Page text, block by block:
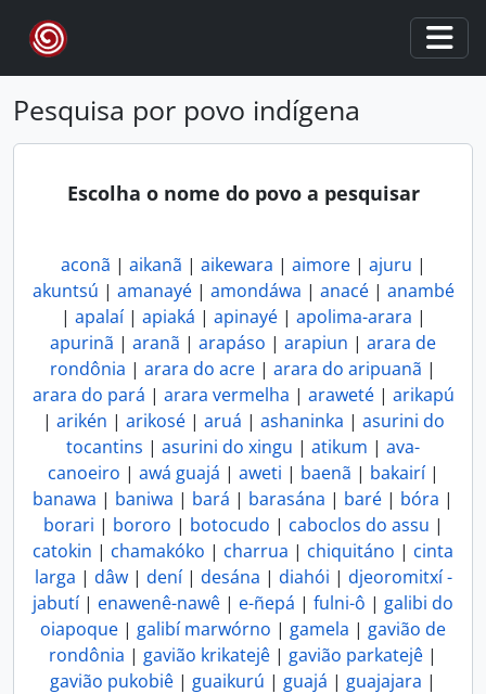
Skip to main content
Pesquisa por povo indígena
Escolha o nome do povo a pesquisar
aconã | aikanã | aikewara | aimore| ajuru |
akuntsú | amanayé| amondáwa | anacé| anambé
| apalaí| apiaká | apinayé| apolima-arara |
apurinã | aranã | arapáso | arapiun | arara de
rondônia | arara do acre | arara do aripuanã |
arara do pará | arara vermelha | araweté| arikapú
| arikén | arikosé| aruá | ashaninka | asurini do
tocantins | asurini do xingu | atikum | ava-
canoeiro | awá guajá | aweti | baenã | bakairí|
banawa | baniwa | bará | barasána | baré | bóra |
borari | bororo | botocudo | caboclos do assu |
catokin | chamakóko | charrua | chiquitáno | cinta
larga | dâw| dení| desána | diahói | djeoromitxí -
jabutí| enawenê-nawê | e-ñepá | fulni-ô | galibi do
oiapoque | galibí marwórno | gamela | gavião de
rondônia | gavião krikatejê | gavião parkatejê |
gavião pukobiê | guaikurú | guajá | guajajara |